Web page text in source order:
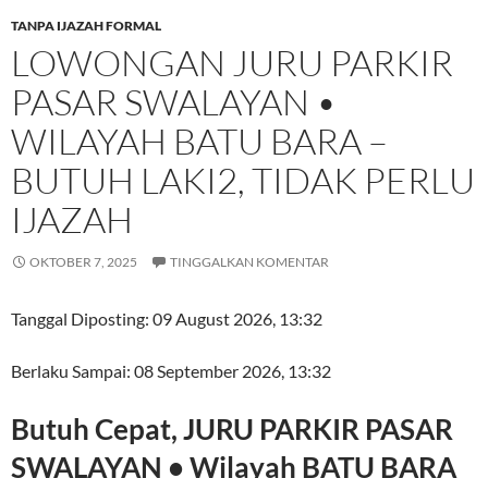
TANPA IJAZAH FORMAL
LOWONGAN JURU PARKIR
PASAR SWALAYAN •
WILAYAH BATU BARA –
BUTUH LAKI2, TIDAK PERLU
IJAZAH
OKTOBER 7, 2025 TINGGALKAN KOMENTAR
Tanggal Diposting: 09 August 2026, 13:32
Berlaku Sampai: 08 September 2026, 13:32
Butuh Cepat, JURU PARKIR PASAR
SWALAYAN • Wilayah BATU BARA